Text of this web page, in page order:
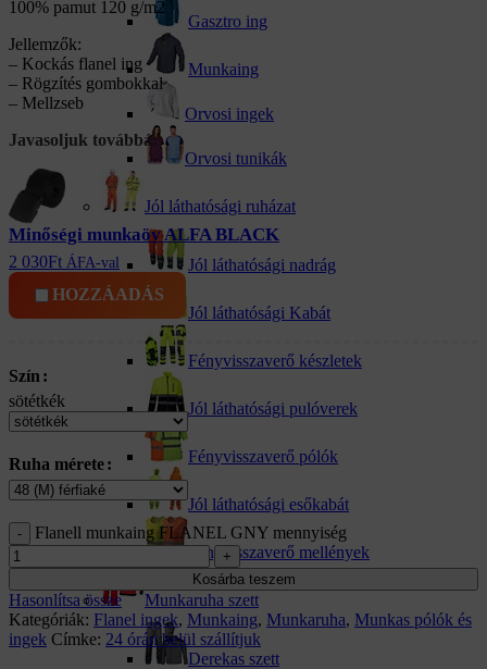
Gasztro ing
Munkaing
Orvosi ingek
Orvosi tunikák
Jól láthatósági ruházat
Jól láthatósági nadrág
Jól láthatósági Kabát
Fényvisszaverő készletek
Jól láthatósági pulóverek
Fényvisszaverő pólók
Jól láthatósági esőkabát
Fényvisszaverő mellények
Munkaruha szett
Derekas szett
100% pamut 120 g/m2
Jellemzők:
– Kockás flanel ing
– Rögzítés gombokkal
– Mellzseb
Javasoljuk továbbá:
Minőségi munkaöv ALFA BLACK
2 030Ft ÁFA-val
HOZZÁADÁS
Szín
sötétkék
Ruha mérete
Flanell munkaing FLANEL GNY mennyiség
Kosárba teszem
Hasonlítsa össze
Kategóriák: Flanel ingek, Munkaing, Munkaruha, Munkas pólók és
ingek Címke: 24 órán belül szállítjuk